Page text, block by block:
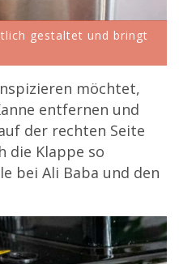
gestaltet und bringt
möchtet,
entfernen und
der rechten Seite
die Klappe so
bei Ali Baba und den